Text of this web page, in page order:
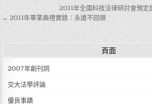
文章導覽 2011年全國科技法律研討會預
← 2011年畢業典禮實錄：永遠不回頭
頁面
2007年創刊詞
交大法學評論
優良事蹟